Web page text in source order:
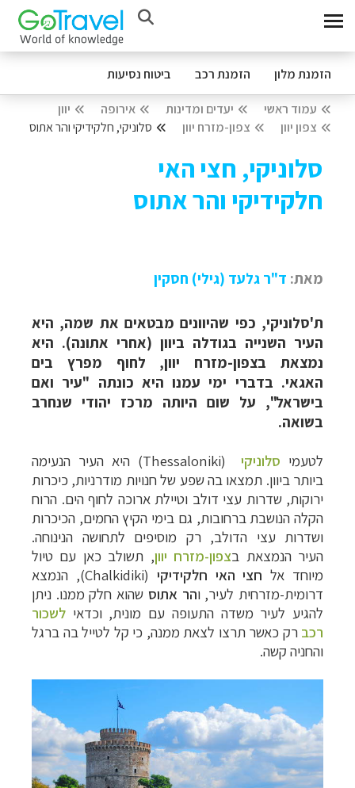
הזמנת מלון הזמנת רכב ביטוח נסיעות
עמוד ראשי יעדים ומדינות אירופה
יוון
צפון יוון
צפון-מזרח יוון סלוניקי, חלקידיקי והר אתוס
סלוניקי, חצי האי
חלקידיקי והר אתוס
מאת: ד"ר גלעד (גילי) חסקין
ת'סלוניקי, כפי שהיוונים מבטאים את שמה, היא
העיר השנייה בגודלה ביוון (אחרי אתונה). היא
נמצאת בצפון-מזרח יוון, לחוף מפרץ בים
האגאי. בדברי ימי עמנו היא כונתה "עיר ואם
בישראל", על שום היותה מרכז יהודי שנחרב
בשואה.
לטעמי סלוניקי (Thessaloniki)
היא העיר הנעימה
ביותרביוון. תמצאו בה שפע של חנויות מודרניות, כיכרות
ירוקות, שדרות עצי דולב וטיילת ארוכה לחוף הים. הרוח
הקלה הנושבת ברחובות, גם בימי הקיץ החמים, הכיכרות
ושדרות עצי הדולב, רק מוסיפים לתחושה הנינוחה.
העיר הנמצאת בצפון-מזרח יוון, תשולב כאן עם טיול
מיוחד אל חצי האי חלקידיקי
(Chalkidiki), הנמצא
דרומית-מזרחית לעיר, והר אתוס שהוא חלק ממנו. ניתן
להגיע לעיר משדה התעופה עם מונית, וכדאי לשכור
רכב רק כאשר תרצו לצאת ממנה, כי קל לטייל בה ברגל
והחניה קשה.